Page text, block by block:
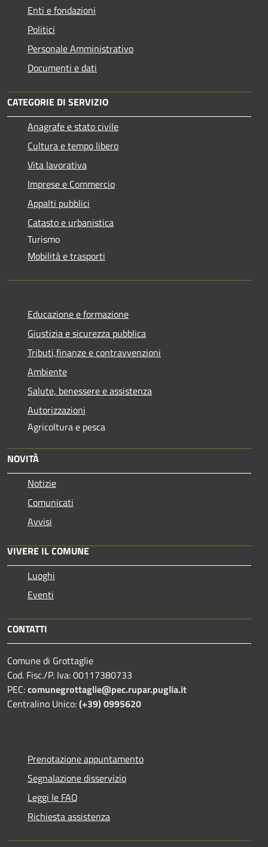
Enti e fondazioni
Politici
Personale Amministrativo
Documenti e dati
CATEGORIE DI SERVIZIO
Anagrafe e stato civile
Cultura e tempo libero
Vita lavorativa
Imprese e Commercio
Appalti pubblici
Catasto e urbanistica
Turismo
Mobilità e trasporti
Educazione e formazione
Giustizia e sicurezza pubblica
Tributi,finanze e contravvenzioni
Ambiente
Salute, benessere e assistenza
Autorizzazioni
Agricoltura e pesca
NOVITÀ
Notizie
Comunicati
Avvisi
VIVERE IL COMUNE
Luoghi
Eventi
CONTATTI
Comune di Grottaglie
Cod. Fisc./P. Iva: 00117380733
PEC:comunegrottaglie@pec.rupar.puglia.it
Centralino Unico:(+39) 0995620
Prenotazione appuntamento
Segnalazione disservizio
Leggi le FAQ
Richiesta assistenza